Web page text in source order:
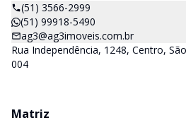
(51) 3566-2999
(51) 99918-5490
ag3@ag3imoveis.com.br
Rua Independência, 1248, Centro,
004
Matriz